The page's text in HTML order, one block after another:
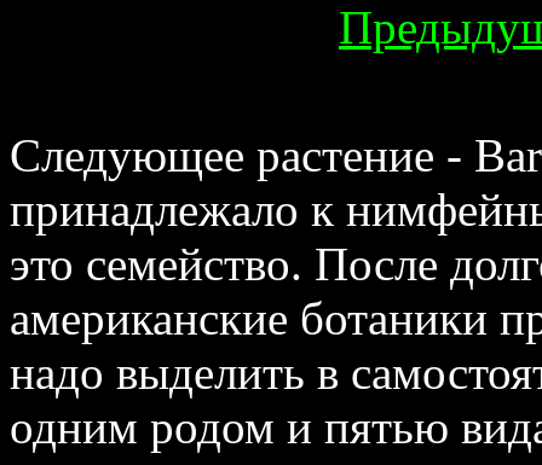
Следующее растение -
принадлежало к
это семейство. После
американские ботаники
надо выделить в
одним родом и пятью